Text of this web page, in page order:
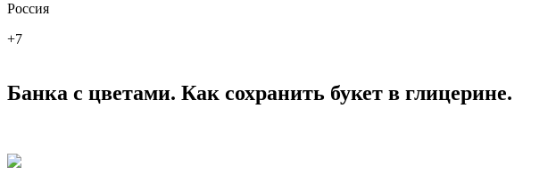
Россия
+7
Банка с цветами. Как сохранить букет в глицерине.